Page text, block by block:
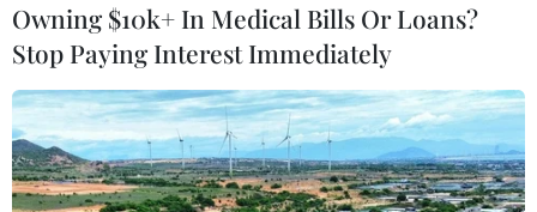
Owning $10k+ In Medical Bills Or Loans?
Stop Paying Interest Immediately